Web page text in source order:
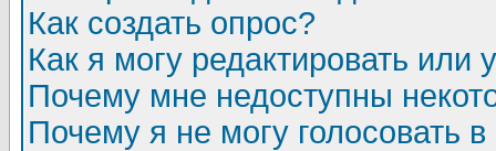
Как создать опрос?
Как я могу редактировать или
Почему мне недоступны
Почему я не могу голосовать